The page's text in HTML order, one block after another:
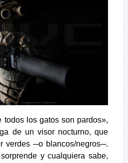
todos los gatos son pardos»,
de un visor nocturno, que
verdes ─o blancos/negros─.
y cualquiera sabe,